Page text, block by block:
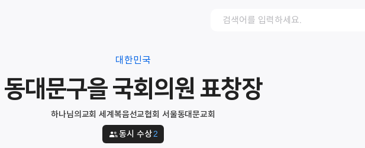
대한민국
동대문구을 국회의원 표창장
하나님의교회 세계복음선교협회 서울동대문교회
동시 수상2